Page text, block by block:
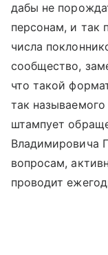
дабы не
персонам, и так
числа
сообщество,
что такой
так
штампует
Владимировича
вопросам,
проводит